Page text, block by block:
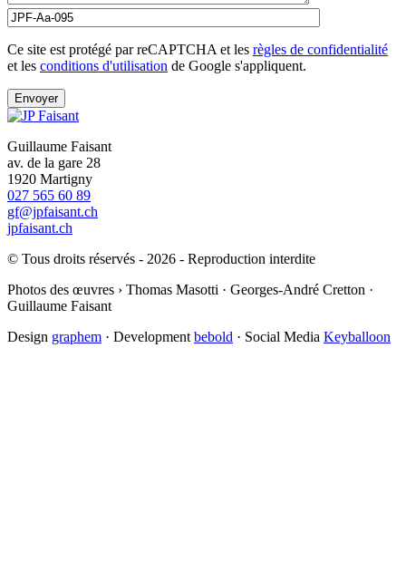
Ce site est protégé par reCAPTCHA et les règles de confidentialité
et les conditions d'utilisation de Google s'appliquent.
Guillaume Faisant
av. de la gare 28
1920 Martigny
027 565 60 89
gf@jpfaisant.ch
jpfaisant.ch
© Tous droits réservés - 2026 - Reproduction interdite
Photos des œuvres › Thomas Masotti · Georges-André Cretton ·
Guillaume Faisant
Design graphem · Development bebold · Social Media Keyballoon